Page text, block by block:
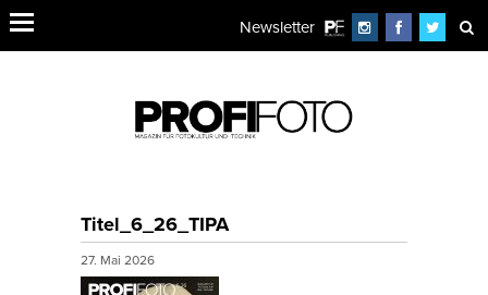
Newsletter
Titel_6_26_TIPA
27. Mai 2026